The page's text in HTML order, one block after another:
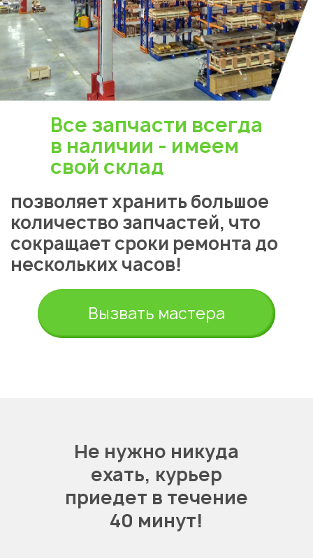
Все запчасти всегда
в наличии - имеем
свой склад
позволяет хранить большое
количество запчастей, что
сокращает сроки ремонта до
нескольких часов!
Вызвать мастера
Не нужно никуда
ехать, курьер
приедет в течение
40 минут!
Укажите из какого вы